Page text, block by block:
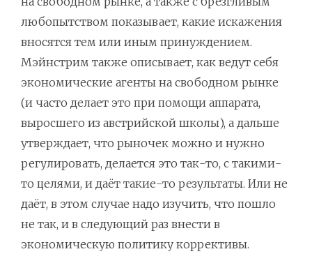
любопытством показывает, какие искажения
вносятся тем или иным принуждением.
Мэйнстрим также описывает, как ведут себя
экономические агенты на свободном рынке
(и часто делает это при помощи аппарата,
выросшего из австрийской школы), а дальше
утверждает, что рыночек можно и нужно
регулировать, делается это так-то, с такими-
то целями, и даёт такие-то результаты. Или не
даёт, в этом случае надо изучить, что пошло
не так, и в следующий раз внести в
экономическую политику коррективы.